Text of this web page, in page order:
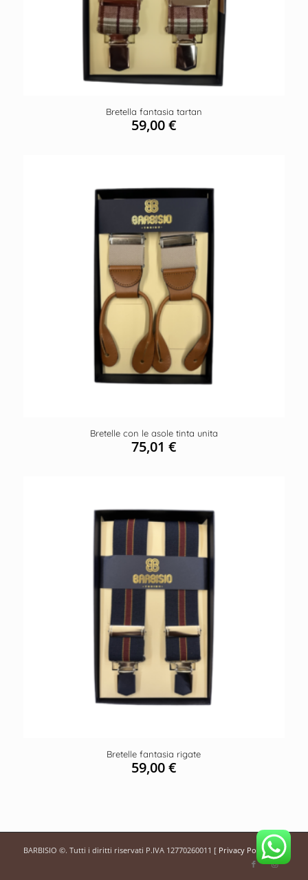
Bretella fantasia tartan
59,00€
Bretelle con le asole tinta unita
75,01€
Bretelle fantasia rigate
59,00€
BARBISIO ©. Tutti i diritti riservati P.IVA 12770260011 [ Privacy Policy ]